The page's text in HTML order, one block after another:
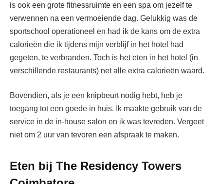
is ook een grote fitnessruimte en een spa om jezelf te
verwennen na een vermoeiende dag. Gelukkig was de
sportschool operationeel en had ik de kans om de extra
calorieën die ik tijdens mijn verblijf in het hotel had
gegeten, te verbranden. Toch is het eten in het hotel (in
verschillende restaurants) net alle extra calorieën waard.
Bovendien, als je een knipbeurt nodig hebt, heb je
toegang tot een goede in huis. Ik maakte gebruik van de
service in de in-house salon en ik was tevreden. Vergeet
niet om 2 uur van tevoren een afspraak te maken.
Eten bij The Residency Towers